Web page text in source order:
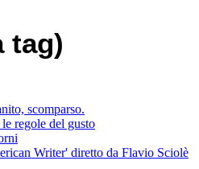
tag)
scomparso.
regole del gusto
Writer' diretto da Flavio Sciolè